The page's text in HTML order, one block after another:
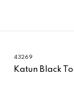
43269
Katun Black